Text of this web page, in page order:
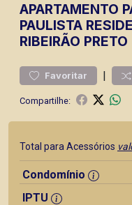
APARTAMENTO
PAULISTA
RIBEIRÃO PRETO
Favoritar |
Compartilhe:
Total para Acessórios
Condomínio
IPTU